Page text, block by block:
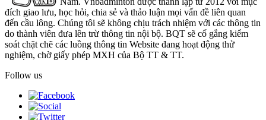
đích giao lưu, học hỏi, chia sẻ và thảo luận mọi vấn đề liên quan
đến cầu lông. Chúng tôi sẽ không chịu trách nhiệm với các thông tin
do thành viên đưa lên trừ thông tin nội bộ. BQT sẽ cố gắng kiểm
soát chặt chẽ các luồng thông tin Website đang hoạt động thử
nghiệm, chờ giấy phép MXH của Bộ TT & TT.
Follow us